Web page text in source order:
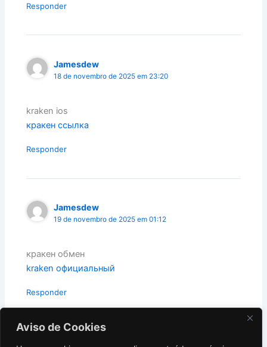
Aviso de Cookies
Responder
Jamesdew
18 de novembro de 2025 em 23:20
kraken ios
кракен ссылка
Responder
Jamesdew
19 de novembro de 2025 em 01:12
кракен обмен
kraken официальный
Responder